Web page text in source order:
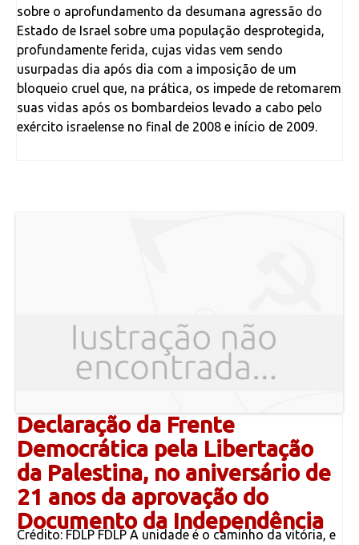
sobre o aprofundamento da desumana agressão do
Estado de Israel sobre uma população desprotegida,
profundamente ferida, cujas vidas vem sendo
usurpadas dia após dia com a imposição de um
bloqueio cruel que, na prática, os impede de retomarem
suas vidas após os bombardeios levado a cabo pelo
exército israelense no final de 2008 e início de 2009.
Declaração da Frente
Democrática pela Libertação
da Palestina, no aniversário de
21 anos da aprovação do
Documento da Independência
Crédito: FDLP FDLP A unidade é o caminho da vitória, e